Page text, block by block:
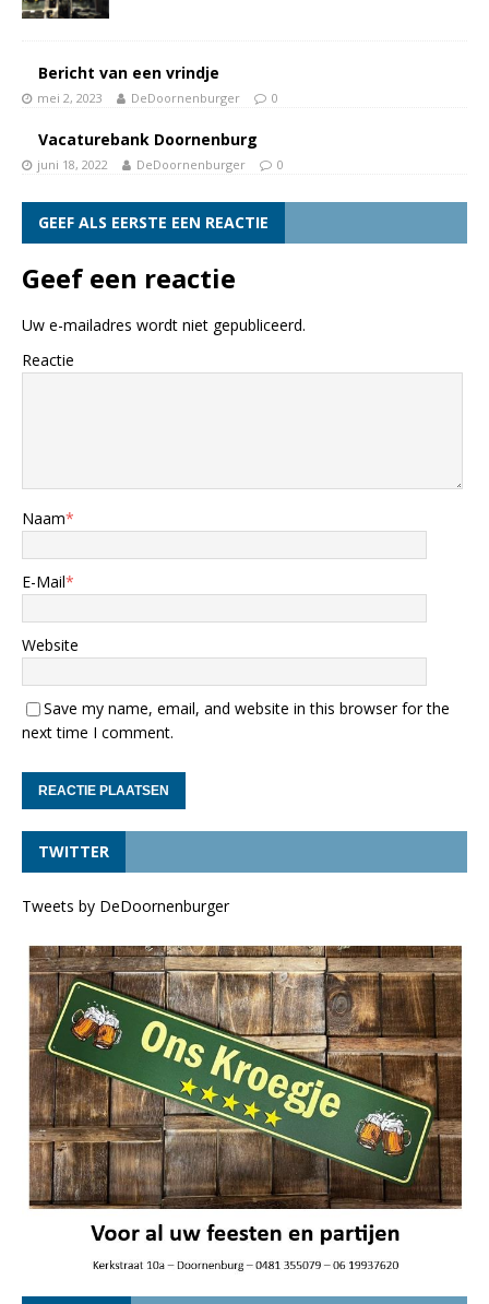
Bericht van een vrindje
mei 2, 2023 DeDoornenburger 0
Vacaturebank Doornenburg
juni 18, 2022 DeDoornenburger 0
GEEF ALS EERSTE EEN REACTIE
Geef een reactie
Uw e-mailadres wordt niet gepubliceerd.
Reactie
Naam*
E-Mail*
Website
Save my name, email, and website in this browser for the
next time I comment.
TWITTER
Tweets by DeDoornenburger